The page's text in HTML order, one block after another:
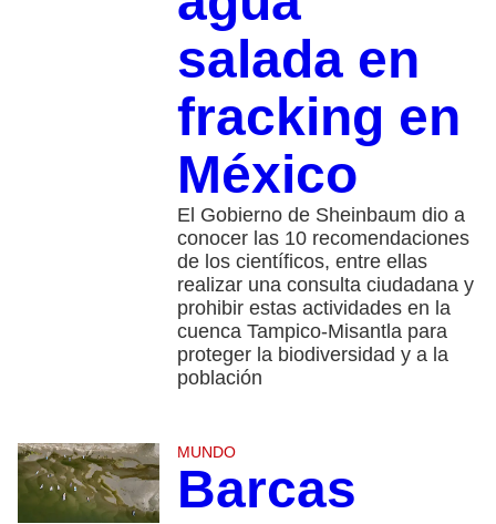
salada en
fracking en
México
El Gobierno de Sheinbaum dio a
conocer las 10 recomendaciones
de los científicos, entre ellas
realizar una consulta ciudadana y
prohibir estas actividades en la
cuenca Tampico-Misantla para
proteger la biodiversidad y a la
población
MUNDO
Barcas